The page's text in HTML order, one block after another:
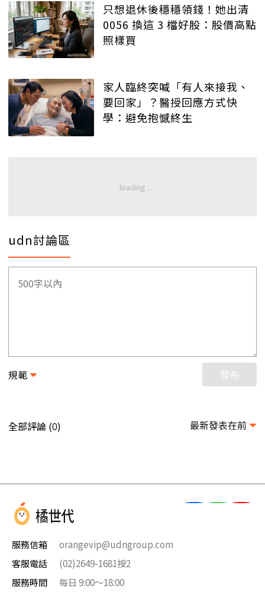
只想退休後穩穩領錢！她出清
0056 換這 3 檔好股：股價高點
照樣買
家人臨終突喊「有人來接我、
要回家」？醫授回應方式快
學：避免抱憾終生
udn討論區
規範 發布
全部評論 (0) 最新發表在前
服務信箱
orangevip@udngroup.com
客服電話
(02)2649-1681按2
服務時間
每日 9:00～18:00